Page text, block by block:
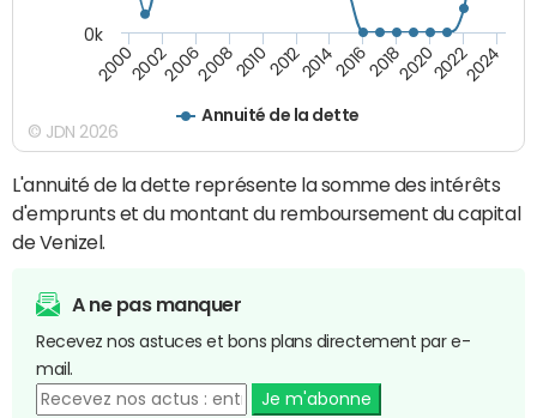
Annuité de la dette
200020022006200820102012201420162018202020222024
0k
© JDN 2026
L'annuité de la dette représente la somme des intérêts
d'emprunts et du montant du remboursement du capital
de Venizel.
A ne pas manquer
Recevez nos astuces et bons plans directement par e-
mail.
Je m'abonne